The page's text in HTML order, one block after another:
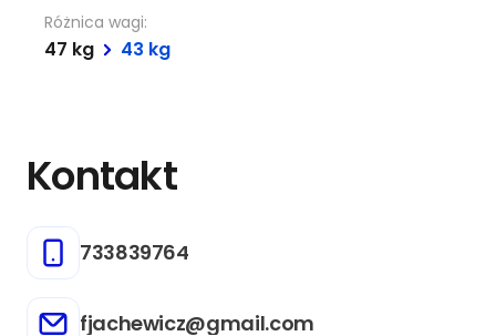
Różnica wagi:
47 kg 43 kg
Kontakt
733839764
fjachewicz@gmail.com